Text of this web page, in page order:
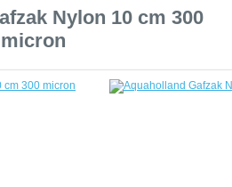
cm 300 micron
Nylon 10 cm 300
micron